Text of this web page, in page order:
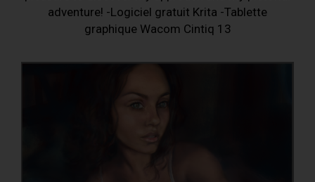
adventure! -Logiciel gratuit Krita -Tablette
graphique Wacom Cintiq 13